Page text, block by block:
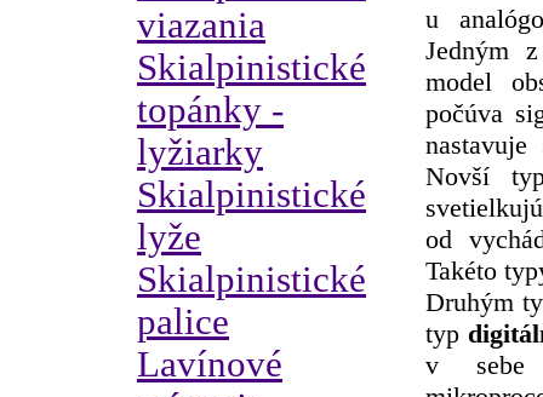
viazania
Skialpinistické
topánky -
lyžiarky
Skialpinistické
lyže
Skialpinistické
palice
Lavínové
u
Jedným
model
počúva
Novší
od
Takéto
Druhým
typ
v sebe